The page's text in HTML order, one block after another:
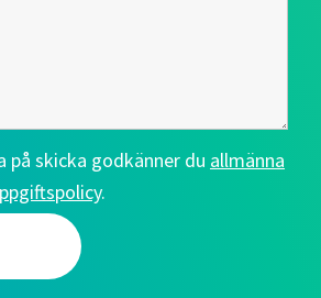
på skicka godkänner du allmänna
.